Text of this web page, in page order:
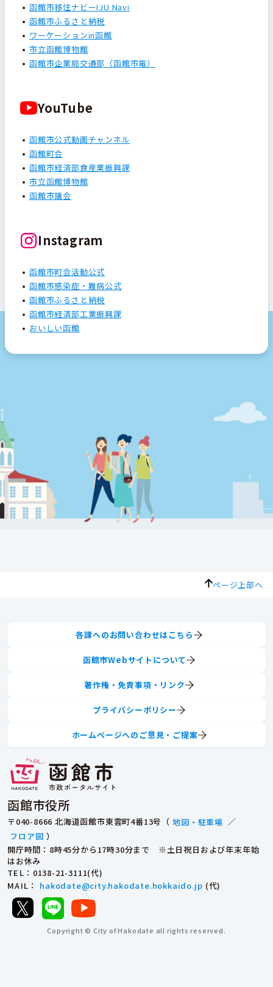
函館市移住ナビーIJU Navi
函館市ふるさと納税
ワーケーションin函館
市立函館博物館
函館市企業局交通部（函館市電）
YouTube
函館市公式動画チャンネル
函館町会
函館市経済部食産業振興課
市立函館博物館
函館市議会
Instagram
函館市町会活動公式
函館市感染症・難病公式
函館市ふるさと納税
函館市経済部工業振興課
おいしい函館
ページ上部へ
函館市役所
〒040-8666 北海道函館市東雲町4番13号（ 地図・駐車場 ／
フロア図 ）
開庁時間：8時45分から17時30分まで ※土日祝日および年末年始
はお休み
TEL ：0138-21-3111(代)
MAIL ： hakodate@city.hakodate.hokkaido.jp (代)
各課へのお問い合わせはこちら
函館市Webサイトについて
著作権・免責事項・リンク
プライバシーポリシー
ホームページへのご意見・ご提案
Copyright © City of Hakodate all rights reserved.